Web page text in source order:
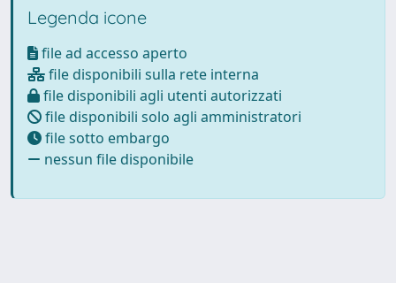
Legenda icone
file ad accesso aperto
file disponibili sulla rete interna
file disponibili agli utenti autorizzati
file disponibili solo agli amministratori
file sotto embargo
nessun file disponibile